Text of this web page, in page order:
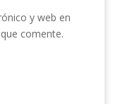
y web en
comente.